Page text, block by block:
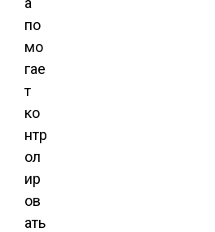
по
мо
гае
т
ко
нтр
ол
ир
ов
ать